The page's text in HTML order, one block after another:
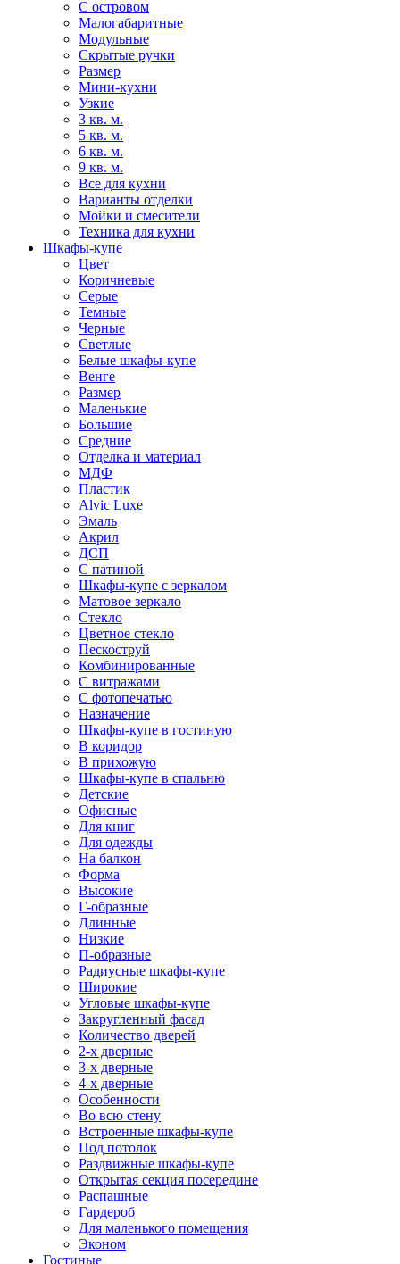
С островом
Малогабаритные
Модульные
Скрытые ручки
Размер
Мини-кухни
Узкие
3 кв. м.
5 кв. м.
6 кв. м.
9 кв. м.
Все для кухни
Варианты отделки
Мойки и смесители
Техника для кухни
Шкафы-купе
Цвет
Коричневые
Серые
Темные
Черные
Светлые
Белые шкафы-купе
Венге
Размер
Маленькие
Большие
Средние
Отделка и материал
МДФ
Пластик
Alvic Luxe
Эмаль
Акрил
ДСП
С патиной
Шкафы-купе с зеркалом
Матовое зеркало
Стекло
Цветное стекло
Пескоструй
Комбинированные
С витражами
С фотопечатью
Назначение
Шкафы-купе в гостиную
В коридор
В прихожую
Шкафы-купе в спальню
Детские
Офисные
Для книг
Для одежды
На балкон
Форма
Высокие
Г-образные
Длинные
Низкие
П-образные
Радиусные шкафы-купе
Широкие
Угловые шкафы-купе
Закругленный фасад
Количество дверей
2-х дверные
3-х дверные
4-х дверные
Особенности
Во всю стену
Встроенные шкафы-купе
Под потолок
Раздвижные шкафы-купе
Открытая секция посередине
Распашные
Гардероб
Для маленького помещения
Эконом
Гостиные